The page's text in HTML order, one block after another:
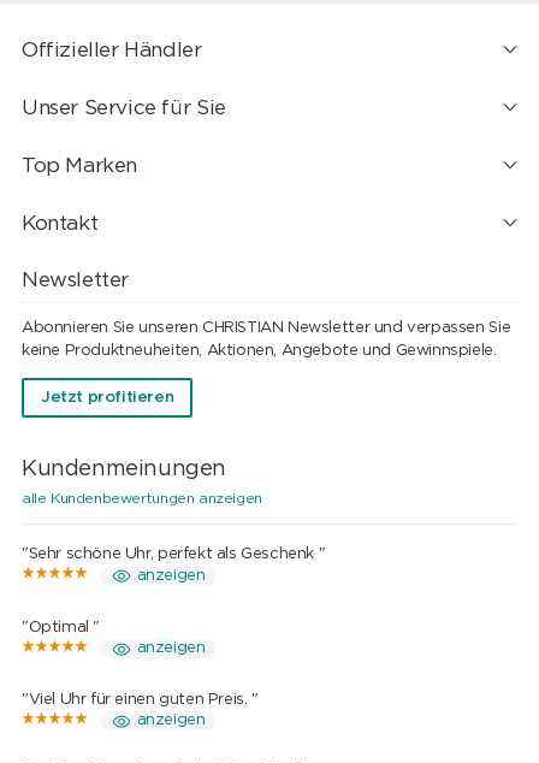
Offizieller Händler
Unser Service für Sie
Top Marken
Kontakt
Newsletter
Abonnieren Sie unseren CHRISTIAN Newsletter und verpassen Sie
keine Produktneuheiten, Aktionen, Angebote und Gewinnspiele.
Jetzt profitieren
Kundenmeinungen
alle Kundenbewertungen anzeigen
"Sehr schöne Uhr, perfekt als Geschenk "
anzeigen
"Optimal "
anzeigen
"Viel Uhr für einen guten Preis. "
anzeigen